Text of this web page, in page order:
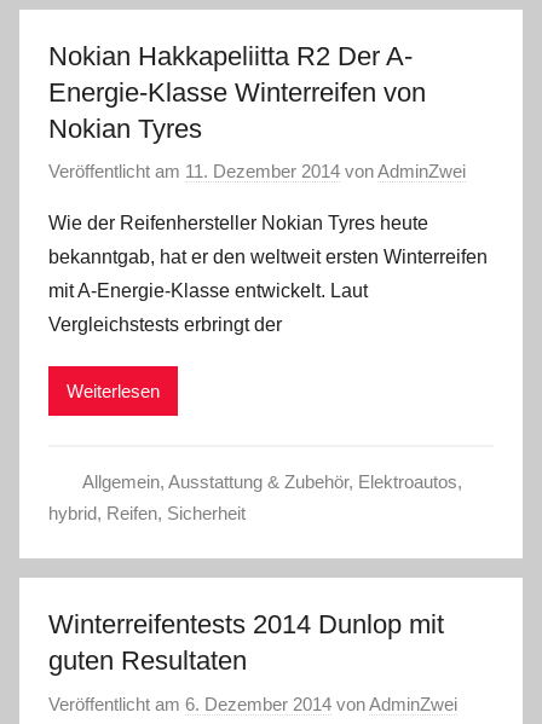
Nokian Hakkapeliitta R2 Der A-
Energie-Klasse Winterreifen von
Nokian Tyres
Veröffentlicht am 11. Dezember 2014 vonAdminZwei
Wie der Reifenhersteller Nokian Tyres heute
bekanntgab, hat er den weltweit ersten Winterreifen
mit A-Energie-Klasse entwickelt. Laut
Vergleichstests erbringt der
Weiterlesen
Allgemein, Ausstattung & Zubehör, Elektroautos,
hybrid, Reifen, Sicherheit
Winterreifentests 2014 Dunlop mit
guten Resultaten
Veröffentlicht am 6. Dezember 2014 vonAdminZwei